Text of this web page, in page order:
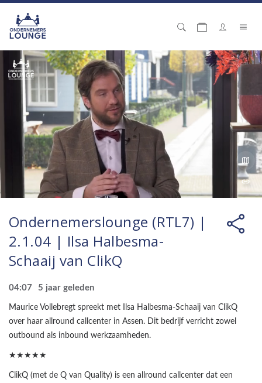
Ondernemerslounge (RTL7) |
2.1.04 | Ilsa Halbesma-
Schaaij van ClikQ
04:07 5 jaar geleden
Maurice Vollebregt spreekt met Ilsa Halbesma-Schaaij van ClikQ
over haar allround callcenter in Assen. Dit bedrijf verricht zowel
outbound als inbound werkzaamheden.
★★★★★
ClikQ (met de Q van Quality) is een allround callcenter dat een